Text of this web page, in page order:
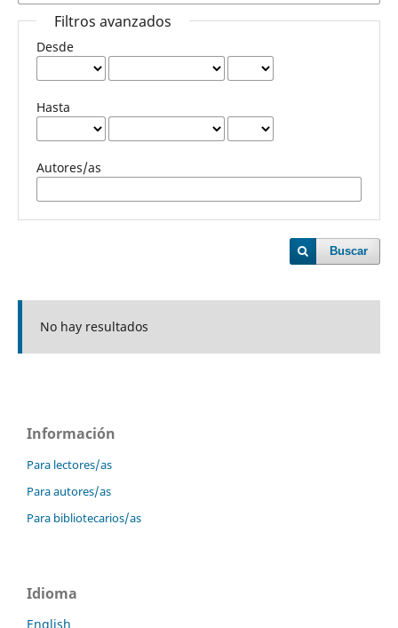
Filtros avanzados
Desde
Hasta
Autores/as
Buscar
No hay resultados
Información
Para lectores/as
Para autores/as
Para bibliotecarios/as
Idioma
English